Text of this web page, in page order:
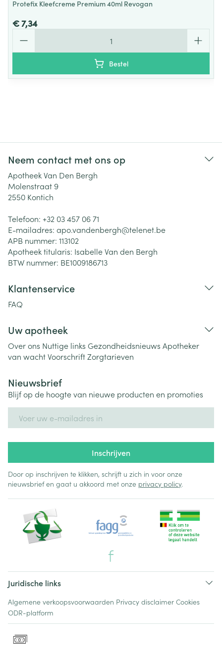
Protefix Kleefcreme Premium 40ml Revogan
€ 7,34
Bestel
Neem contact met ons op
Apotheek Van Den Bergh
Molenstraat 9
2550 Kontich
Telefoon: +32 03 457 06 71
E-mailadres: apo.vandenbergh@telenet.be
APB nummer: 113102
Apotheek titularis: Isabelle Van den Bergh
BTW nummer: BE1009186713
Klantenservice
FAQ
Uw apotheek
Over ons Nuttige links Gezondheidsnieuws Apotheker
van wachtVoorschriftZorgtarieven
Nieuwsbrief
Blijf op de hoogte van nieuwe producten en promoties
Inschrijven
Door op inschrijven te klikken, schrijft u zich in voor onze
nieuwsbrief en gaat u akkoord met onze privacy policy.
Juridische links
Algemene verkoopsvoorwaarden Privacy disclaimer Cookies
ODR-platform